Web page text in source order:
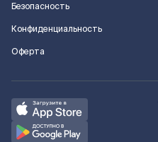
Безопасность
Конфиденциальность
Оферта